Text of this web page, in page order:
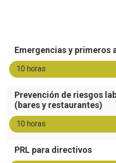
Emergencias y primeros
10 horas
Prevención de riesgos
(bares y restaurantes)
10 horas
PRL para directivos